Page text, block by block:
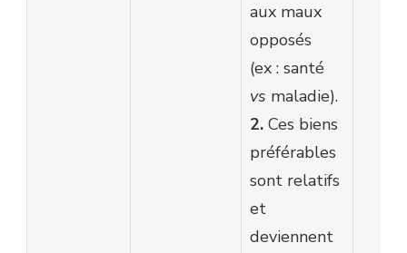
aux maux
opposés
(ex : santé
vs maladie).
2. Ces biens
préférables
sont relatifs
et
deviennent